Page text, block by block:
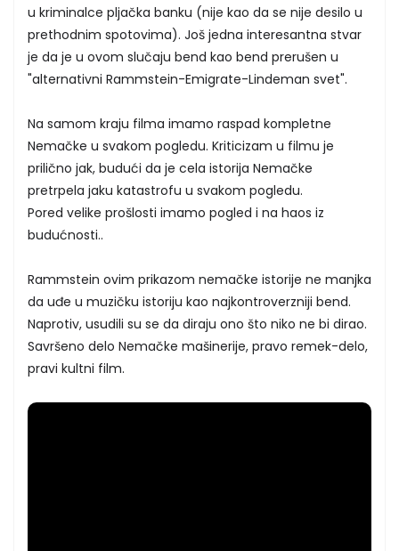
u kriminalce pljačka banku (nije kao da se nije desilo u
prethodnim spotovima). Još jedna interesantna stvar
je da je u ovom slučaju bend kao bend prerušen u
"alternativni Rammstein-Emigrate-Lindeman svet".
Na samom kraju filma imamo raspad kompletne
Nemačke u svakom pogledu. Kriticizam u filmu je
prilično jak, budući da je cela istorija Nemačke
pretrpela jaku katastrofu u svakom pogledu.
Pored velike prošlosti imamo pogled i na haos iz
budućnosti..
Rammstein ovim prikazom nemačke istorije ne manjka
da uđe u muzičku istoriju kao najkontroverzniji bend.
Naprotiv, usudili su se da diraju ono što niko ne bi dirao.
Savršeno delo Nemačke mašinerije, pravo remek-delo,
pravi kultni film.